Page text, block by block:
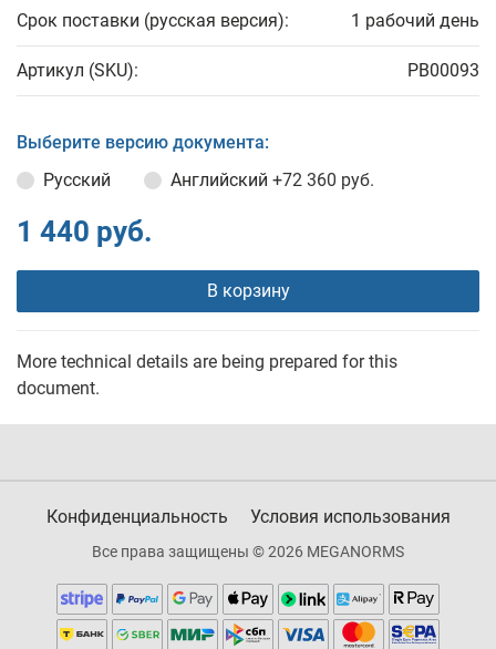
Срок поставки (русская версия): 1 рабочий день
Артикул (SKU): PB00093
Выберите версию документа:
Русский
Английский +72 360 руб.
1 440 руб.
В корзину
More technical details are being prepared for this
document.
Конфиденциальность Условия использования
Все права защищены © 2026 MEGANORMS